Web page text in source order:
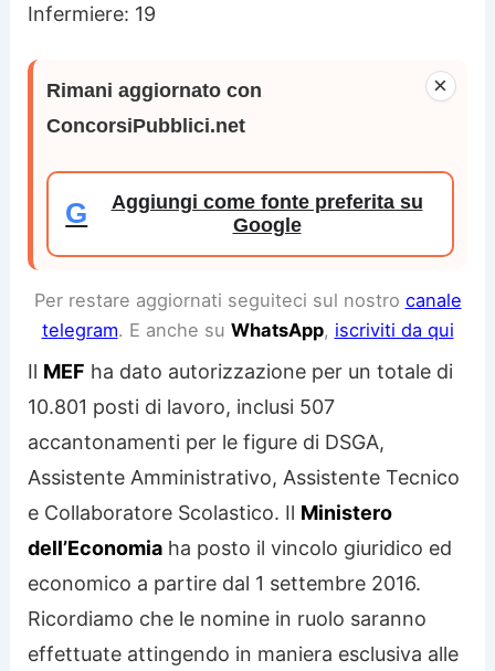
Infermiere: 19
×
Rimani aggiornato con
ConcorsiPubblici.net
G
Aggiungi come fonte preferita su
Google
Per restare aggiornati seguiteci sul nostro canale
telegram. E anche su WhatsApp, iscriviti da qui
Il MEF ha dato autorizzazione per un totale di
10.801 posti di lavoro, inclusi 507
accantonamenti per le figure di DSGA,
Assistente Amministrativo, Assistente Tecnico
e Collaboratore Scolastico. Il Ministero
dell’Economia ha posto il vincolo giuridico ed
economico a partire dal 1 settembre 2016.
Ricordiamo che le nomine in ruolo saranno
effettuate attingendo in maniera esclusiva alle